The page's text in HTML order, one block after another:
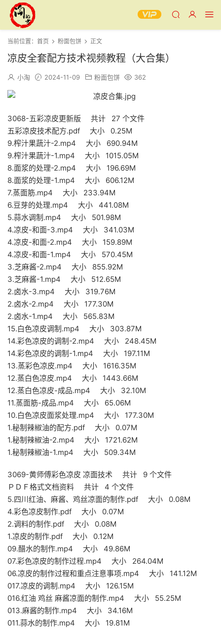
当前位置： 首页 粉面包饼 正文
凉皮全套配方技术视频教程（大合集）
小淘 2024-11-09 粉面包饼 362
3068-五彩凉皮更新版 共计 27 个文件
五彩凉皮技术配方.pdf 大小 0.25M
9.榨汁果蔬汁-2.mp4 大小 690.94M
9.榨汁果蔬汁-1.mp4 大小 1015.05M
8.面浆的处理-2.mp4 大小 196.69M
8.面浆的处理-1.mp4 大小 606.12M
7.蒸面筋.mp4 大小 233.94M
6.豆芽的处理.mp4 大小 441.08M
5.蒜水调制.mp4 大小 501.98M
4.凉皮-和面-3.mp4 大小 341.03M
4.凉皮-和面-2.mp4 大小 159.89M
4.凉皮-和面-1.mp4 大小 570.45M
3.芝麻酱-2.mp4 大小 855.92M
3.芝麻酱-1.mp4 大小 512.65M
2.卤水-3.mp4 大小 319.76M
2.卤水-2.mp4 大小 177.30M
2.卤水-1.mp4 大小 565.83M
15.白色凉皮调制.mp4 大小 303.87M
14.彩色凉皮的调制-2.mp4 大小 248.45M
14.彩色凉皮的调制-1.mp4 大小 197.11M
13.蒸彩色凉皮.mp4 大小 1616.35M
12.蒸白色凉皮.mp4 大小 1443.66M
12.蒸白色凉皮-成品.mp4 大小 32.10M
11.蒸面筋-成品.mp4 大小 65.06M
10.白色凉皮面浆处理.mp4 大小 177.30M
1.秘制辣椒油的配方.pdf 大小 0.07M
1.秘制辣椒油-2.mp4 大小 1721.62M
1.秘制辣椒油-1.mp4 大小 509.34M
3069-黄师傅彩色凉皮 凉面技术 共计 9 个文件
ＰＤＦ格式文档资料 共计 4 个文件
5.四川红油、麻酱、鸡丝凉面的制作.pdf 大小 0.08M
4.彩色凉皮制作.pdf 大小 0.07M
2.调料的制作.pdf 大小 0.08M
1.凉皮的制作.pdf 大小 0.12M
09.醋水的制作.mp4 大小 49.86M
07.彩色凉皮的制作过程.mp4 大小 264.04M
06.凉皮的制作过程和重点注意事项.mp4 大小 141.12M
017.凉皮的调制.mp4 大小 126.15M
016.红油 鸡丝 麻酱凉面的制作.mp4 大小 55.25M
013.麻酱的制作.mp4 大小 34.16M
011.蒜水的制作.mp4 大小 19.81M